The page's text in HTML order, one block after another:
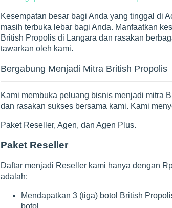
Kesempatan besar bagi Anda yang tinggal di
masih terbuka lebar bagi Anda. Manfaatkan
British Propolis di Langara dan rasakan
tawarkan oleh kami.
Bergabung Menjadi Mitra British Propolis
Kami membuka peluang bisnis menjadi mitra
dan rasakan sukses bersama kami. Kami
Paket Reseller, Agen, dan Agen Plus.
Paket Reseller
Daftar menjadi Reseller kami hanya dengan
adalah:
Mendapatkan 3 (tiga) botol British